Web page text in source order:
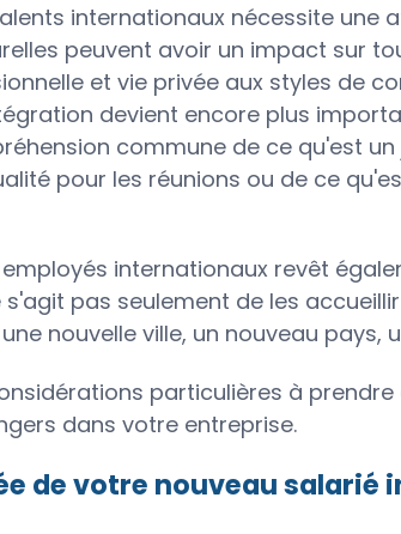
internationaux nécessite une
peuvent avoir un impact sur
et vie privée aux styles de
devient encore plus
commune de ce qu'est
pour les réunions ou de ce
internationaux revêt
s'agit pas seulement de les
nouvelle ville, un nouveau pays,
particulières à
dans votre entreprise.
de votre nouveau salarié